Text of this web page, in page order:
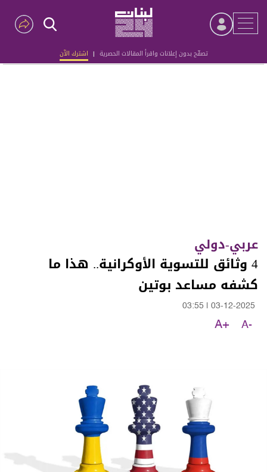
تصفّح بدون إعلانات واقرأ المقالات الحصرية | اشترك الآن
Advertisement
عربي-دولي
4 وثائق للتسوية الأوكرانية.. هذا ما
كشفه مساعد بوتين
03-12-2025
03:55
A-
A+